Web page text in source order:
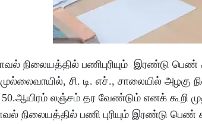
நிலையத்தில் பணிபுரியும் இரண்டு
சி. டி. எச்., சாலையில் அழகு
50.ஆயிரம் லஞ்சம் தர வேண்டும் எனக் கூறி
நிலையத்தில் பணி புரியும் இரண்டு